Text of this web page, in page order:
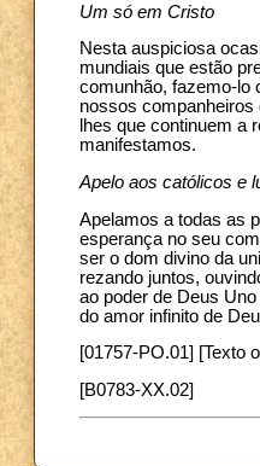
Um só em Cristo
Nesta auspiciosa
mundiais que estão
comunhão, fazemo-lo
nossos
lhes que continuem a
manifestamos.
Apelo aos católicos e
Apelamos a todas as
esperança no seu
ser o dom divino da
rezando juntos,
ao poder de Deus
do amor infinito de
[01757-PO.01] [Texto
[B0783-XX.02]